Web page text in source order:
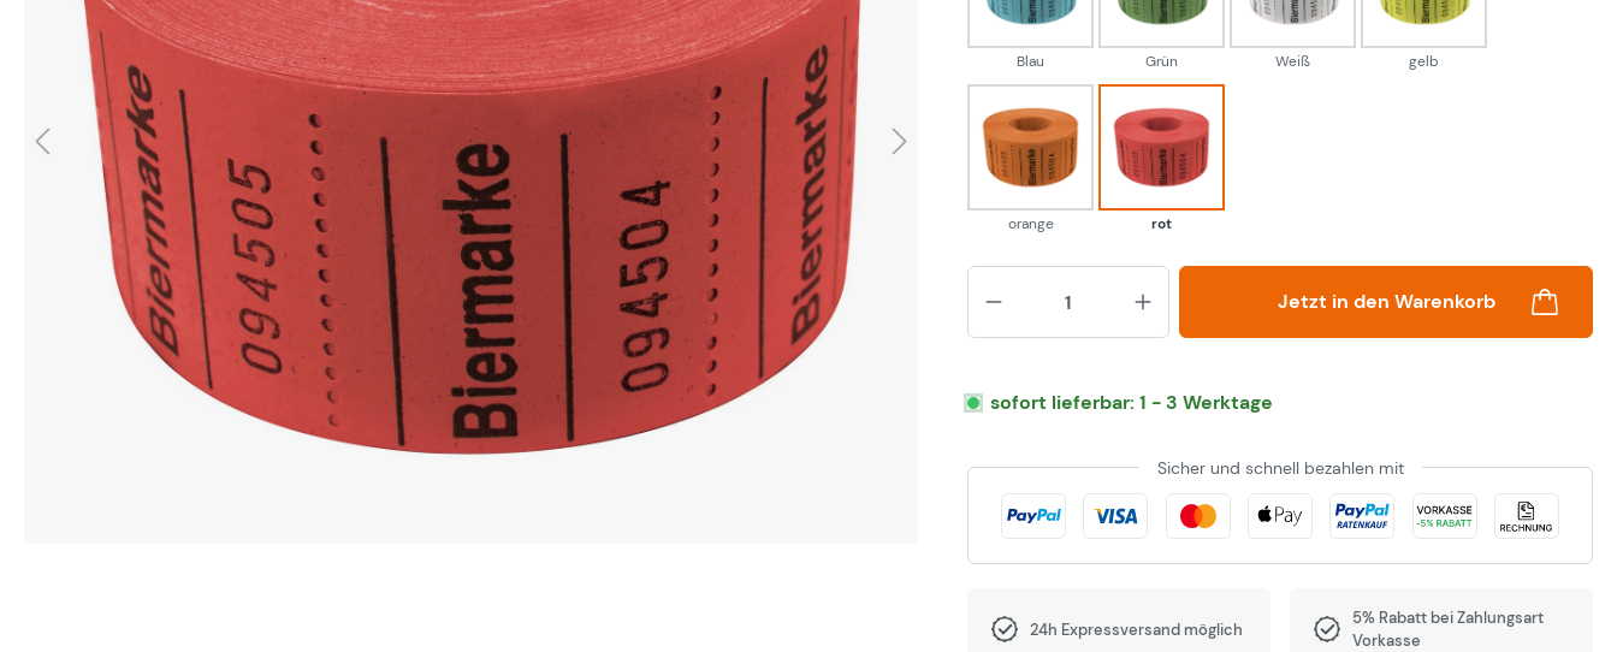
Blau Grün Weiß gelb
orange
orange
rot
rot
Produkt Anzahl: Gib den
Jetzt in den Warenkorb
sofort lieferbar: 1 - 3 Werktage
Sicher und schnell bezahlen mit
24h Expressversand möglich
5% Rabatt bei Zahlungsart
Vorkasse